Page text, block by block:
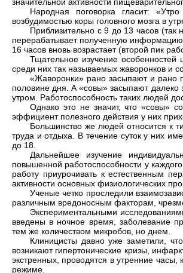
Народная поговорка гласит:
возбудимо­стью коры головного мозга в
Приблизительно с 9 до 13 часов (так
перерабатывает полученную
16 часов вновь возрастает (второй пик
Тщательное изучение особенностей
сре­ди них так называемых жаворонков и
«Жаворонки» рано засыпают и рано
поло­вине дня. А «совы» засыпают далеко
утром. Работоспособность таких людей
Однако это не значит, что «совы»
эффициент полезного действия у них
Большинство же людей относится к
труда и отдыха. В течение суток у них
до 18.
Дальнейшее изучение
повышен­ной работоспособности у
работу приурочивать к естественным
активности основных физиологических
Ученые четко проследили
различным вредоносным факторам,
Эк­спериментальными
введе­ны в ночное время, заболевание
тем же ко­личеством микробов, но днем.
Клиницисты давно уже заметили,
возникают гипертонические кризы,
экстренных, проводятся в утренние
режиме.